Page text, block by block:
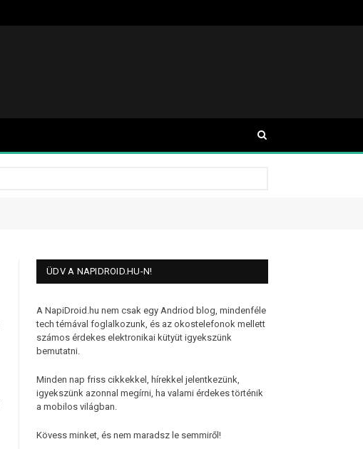
ÜDV A NAPIDROID.HU-N!
A NapiDroid.hu nem csak egy Andriod blog, mindenféle
tech témával foglalkozunk, és az okostelefonok mellett
számos érdekes elektronikai kütyüt igyekszünk
bemutatni.
Minden nap friss cikkekkel, hírekkel jelentkezünk,
igyekszünk azonnal megírni, ha valami érdekes történik
a mobilos világban.
Kövess minket, és nem maradsz le semmiről!